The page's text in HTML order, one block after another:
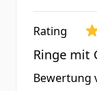
Rating
Ringe mit
Bewertung